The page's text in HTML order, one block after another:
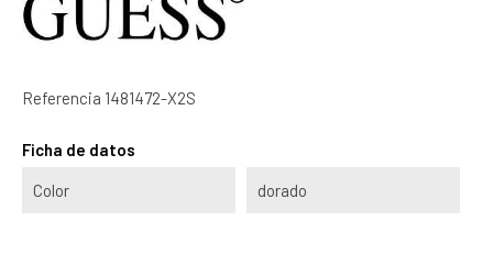
Referencia 1481472-X2S
Ficha de datos
Color dorado